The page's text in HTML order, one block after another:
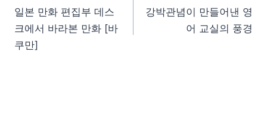
일본 만화 편집부 데스
크에서 바라본 만화 [바
쿠만]
강박관념이 만들어낸 영
어 교실의 풍경